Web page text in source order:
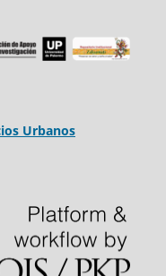
Urbanos